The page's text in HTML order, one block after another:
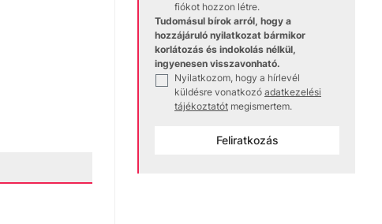
fiókot hozzon létre.
Tudomásul bírok arról, hogy a
hozzájáruló nyilatkozat bármikor
korlátozás és indokolás nélkül,
ingyenesen visszavonható.
Nyilatkozom, hogy a hírlevél
küldésre vonatkozó adatkezelési
tájékoztatót megismertem.
Feliratkozás